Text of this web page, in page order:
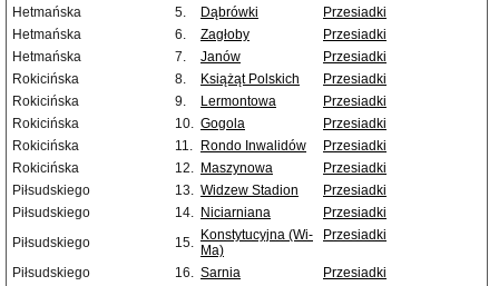
Hetmańska
5. Dąbrówki
Przesiadki
Hetmańska
6. Zagłoby
Przesiadki
Hetmańska
7. Janów
Przesiadki
Rokicińska
8. Książąt Polskich
Przesiadki
Rokicińska
9. Lermontowa
Przesiadki
Rokicińska
10. Gogola
Przesiadki
Rokicińska
11. Rondo Inwalidów
Przesiadki
Rokicińska
12. Maszynowa
Przesiadki
Piłsudskiego
13. Widzew Stadion
Przesiadki
Piłsudskiego
14. Niciarniana
Przesiadki
Piłsudskiego
15. Konstytucyjna (Wi-
Ma)
Przesiadki
Piłsudskiego 16. Sarnia
Przesiadki